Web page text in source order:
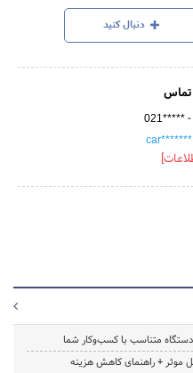
دنبال کنید
تماس
021***** -
دستگاه متناسب با کسب‌وکار شما